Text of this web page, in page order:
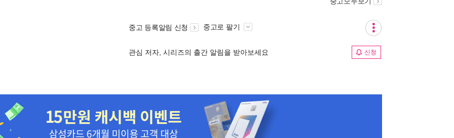
중고 등록알림 신청 중고로 팔기
관심 저자, 시리즈의 출간 알림을 받아보세요 신청